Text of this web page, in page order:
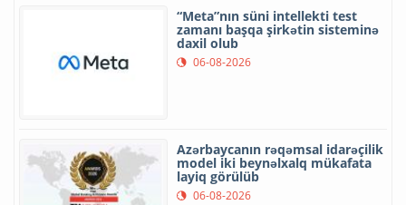
“Meta”nın süni intellekti test
zamanı başqa şirkətin sisteminə
daxil olub
06-08-2026
Azərbaycanın rəqəmsal idarəçilik
model iki beynəlxalq mükafata
layiq görülüb
06-08-2026